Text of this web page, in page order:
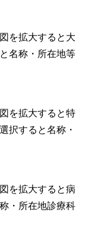
を拡大すると大
名称・所在地等
を拡大すると特
択すると名称・
を拡大すると病
・所在地診療科